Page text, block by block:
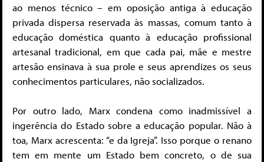
ao menos técnico – em oposição antiga à educação
privada dispersa reservada às massas, comum tanto à
educação doméstica quanto à educação profissional
artesanal tradicional, em que cada pai, mãe e mestre
artesão ensinava à sua prole e seus aprendizes os seus
conhecimentos particulares, não socializados.
Por outro lado, Marx condena como inadmissível a
ingerência do Estado sobre a educação popular. Não à
toa, Marx acrescenta: “e da Igreja”. Isso porque o renano
tem em mente um Estado bem concreto, o de sua